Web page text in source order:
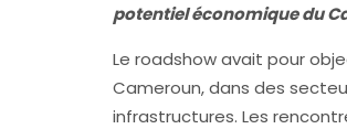
potentiel économique du
Le roadshow avait pour
Cameroun, dans des
infrastructures. Les